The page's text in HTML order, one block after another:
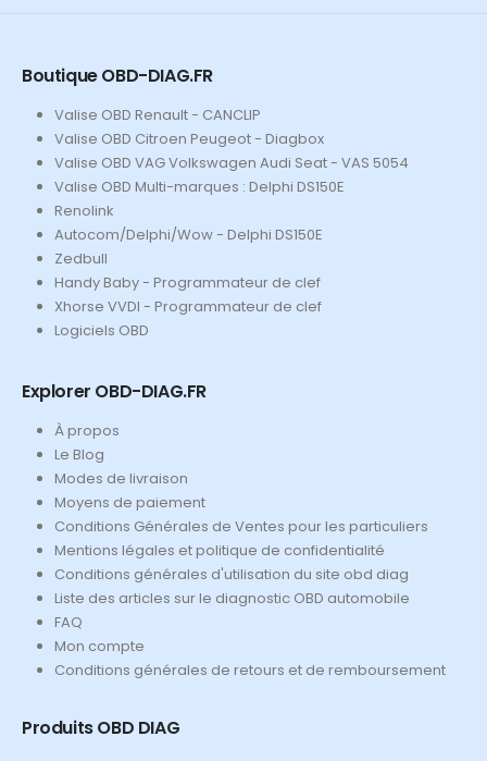
Boutique OBD-DIAG.FR
Valise OBD Renault - CANCLIP
Valise OBD Citroen Peugeot - Diagbox
Valise OBD VAG Volkswagen Audi Seat - VAS 5054
Valise OBD Multi-marques : Delphi DS150E
Renolink
Autocom/Delphi/Wow - Delphi DS150E
Zedbull
Handy Baby - Programmateur de clef
Xhorse VVDI - Programmateur de clef
Logiciels OBD
Explorer OBD-DIAG.FR
À propos
Le Blog
Modes de livraison
Moyens de paiement
Conditions Générales de Ventes pour les particuliers
Mentions légales et politique de confidentialité
Conditions générales d'utilisation du site obd diag
Liste des articles sur le diagnostic OBD automobile
FAQ
Mon compte
Conditions générales de retours et de remboursement
Produits OBD DIAG